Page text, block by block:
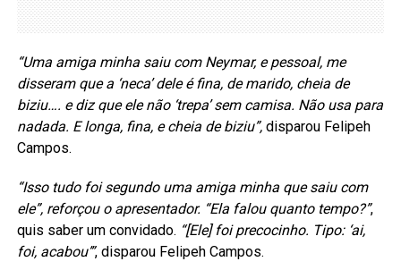
“Uma amiga minha saiu com Neymar, e pessoal, me
disseram que a ‘neca’ dele é fina, de marido, cheia de
biziu…. e diz que ele não ‘trepa’ sem camisa. Não usa para
nadada. E longa, fina, e cheia de biziu”, disparou Felipeh
Campos.
“Isso tudo foi segundo uma amiga minha que saiu com
ele”, reforçou o apresentador. “Ela falou quanto tempo?”,
quis saber um convidado. “[Ele] foi precocinho. Tipo: ‘ai,
foi, acabou’”, disparou Felipeh Campos.